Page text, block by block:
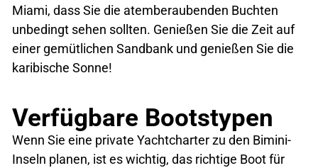
Miami, dass Sie die atemberaubenden Buchten
unbedingt sehen sollten. Genießen Sie die Zeit auf
einer gemütlichen Sandbank und genießen Sie die
karibische Sonne!
Verfügbare Bootstypen
Wenn Sie eine private Yachtcharter zu den Bimini-
Inseln planen, ist es wichtig, das richtige Boot für